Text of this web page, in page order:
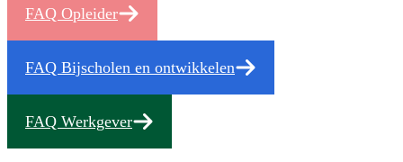
FAQ Opleider
FAQ Bijscholen en ontwikkelen
FAQ Werkgever